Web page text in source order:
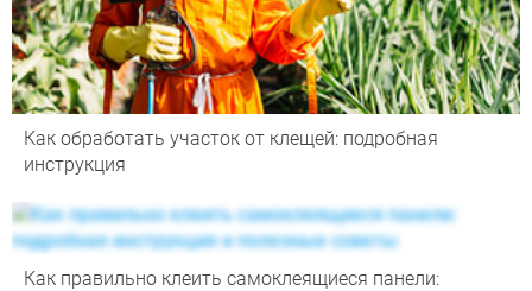
Как обработать участок от клещей: подробная
инструкция
Как правильно клеить самоклеящиеся панели: